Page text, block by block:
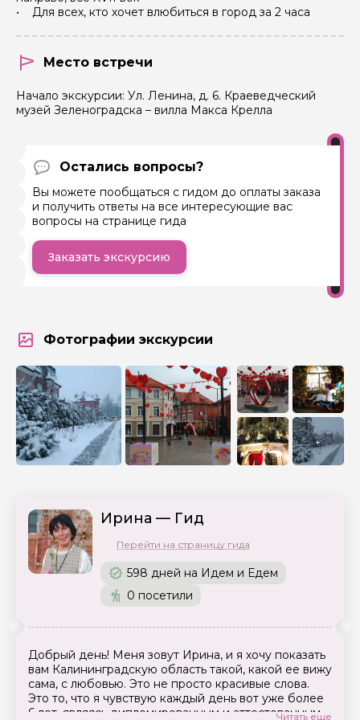
• Для всех, кто хочет влюбиться в город за 2 часа
Место встречи
Начало экскурсии: Ул. Ленина, д. 6. Краеведческий
музей Зеленоградска – вилла Макса Крелла
Остались вопросы?
Вы можете пообщаться с гидом до оплаты заказа
и получить ответы на все интересующие вас
вопросы на странице гида
Заказать экскурсию
Фотографии экскурсии
+
Ирина — Гид
Перейти на страницу гида
598 дней на Идем и Едем
0 посетили
Добрый день! Меня зовут Ирина, и я хочу показать
вам Калининградскую область такой, какой ее вижу
сама, с любовью. Это не просто красивые слова.
Это то, что я чувствую каждый день вот уже более
6 лет, являясь дипломированным и аттестованным
Читать еще